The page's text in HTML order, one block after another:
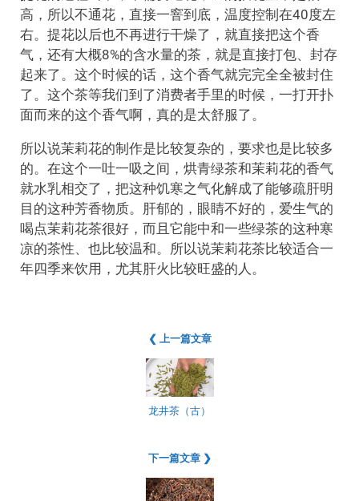
高，所以不通花，直接一窨到底，温度控制在40度左
右。提花以后也不再进行干燥了，就直接把这个香
气，还有大概8%的含水量的茶，就是直接打包、封存
起来了。这个时候的话，这个香气就完完全全被封住
了。这个茶等我们到了消费者手里的时候，一打开扑
面而来的这个香气啊，真的是太舒服了。
所以说茉莉花的制作是比较复杂的，要求也是比较多
的。在这个一吐一吸之间，烘青绿茶和茉莉花的香气
就水乳相交了，把这种饥寒之气化解成了能够疏肝明
目的这种芳香物质。肝郁的，眼睛不好的，爱生气的
喝点茉莉花茶很好，而且它能中和一些绿茶的这种寒
凉的茶性、也比较温和。所以说茉莉花茶比较适合一
年四季来饮用，尤其肝火比较旺盛的人。
❮ 上一篇文章
龙井茶（古）
下一篇文章 ❯